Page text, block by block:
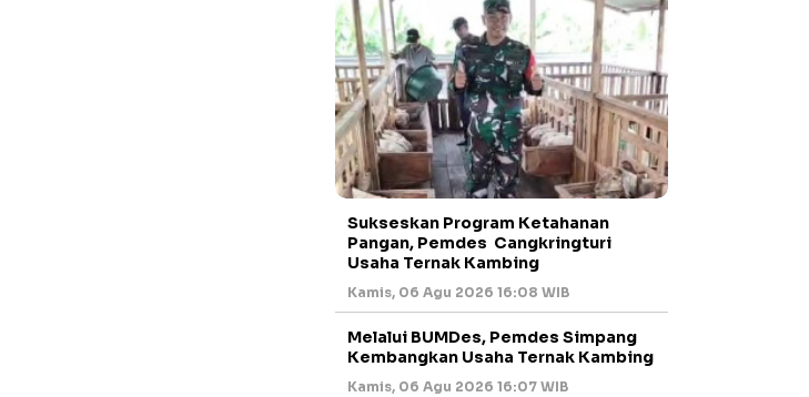
Sukseskan Program Ketahanan
Pangan, Pemdes Cangkringturi
Usaha Ternak Kambing
Kamis, 06 Agu 2026 16:08 WIB
Melalui BUMDes, Pemdes Simpang
Kembangkan Usaha Ternak Kambing
Kamis, 06 Agu 2026 16:07 WIB